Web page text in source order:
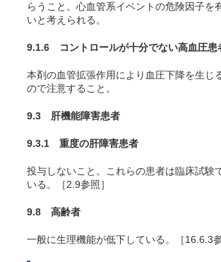
らうこと。心血管系イベントの危険因子を
いと考えられる。
9.1.6 コントロールが十分でない高血圧患
本剤の血管拡張作用により血圧下降を生じ
ので注意すること。
9.3 肝機能障害患者
9.3.1 重度の肝障害患者
投与しないこと。これらの患者は臨床試験
いる。［2.9参照］
9.8 高齢者
一般に生理機能が低下している。［16.6.3参